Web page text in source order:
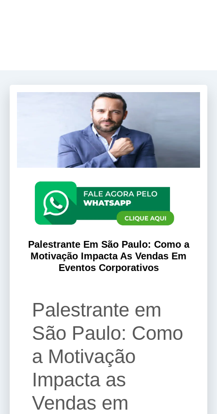
Palestrante Em São Paulo: Como a
Motivação Impacta As Vendas Em
Eventos Corporativos
Palestrante em
São Paulo: Como
a Motivação
Impacta as
Vendas em